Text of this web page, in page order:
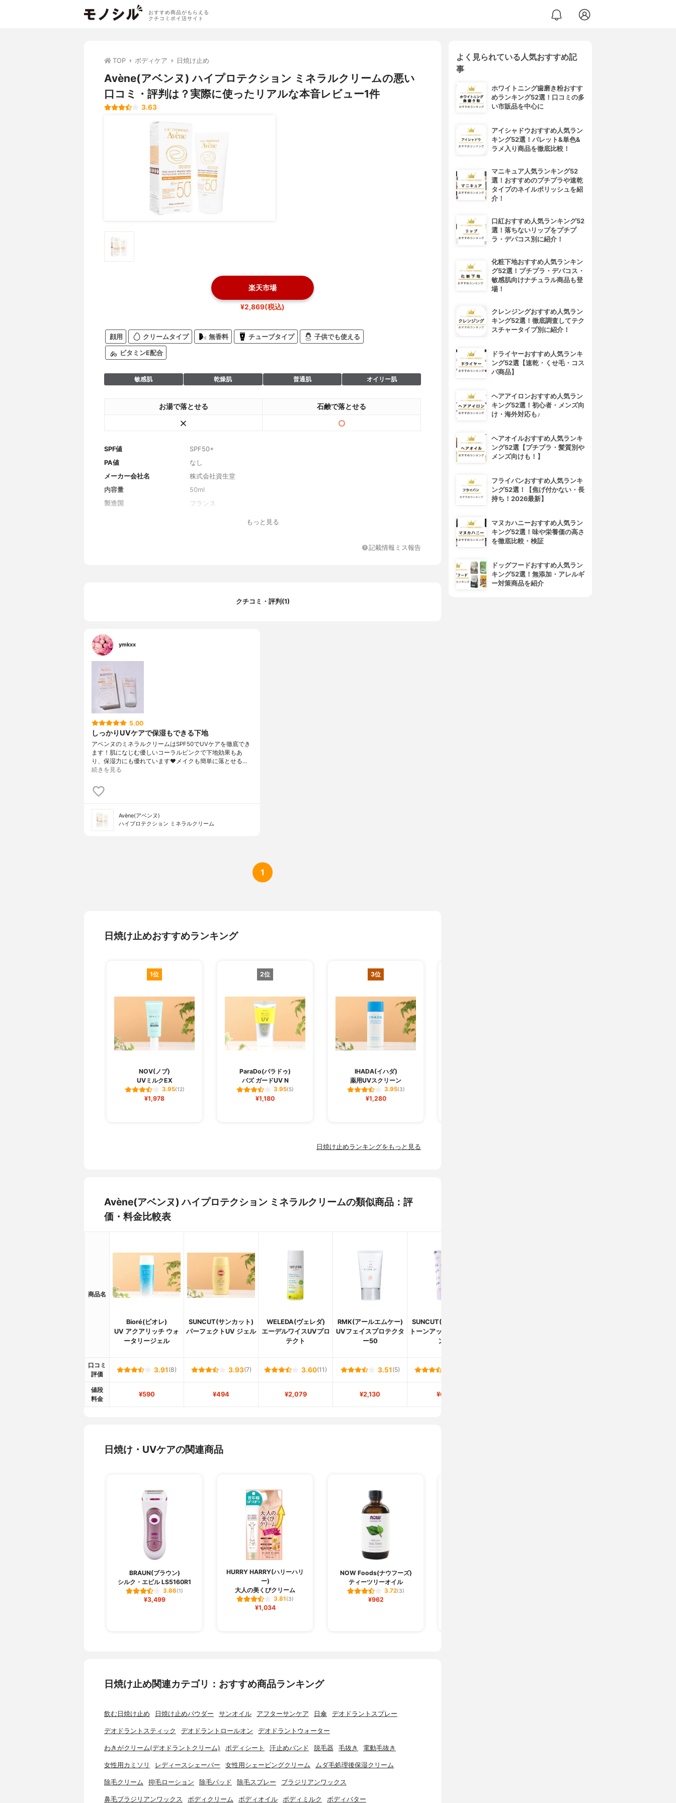
おすすめ商品がもらえる
クチコミポイ活サイト
TOP ボディケア 日焼け止め
Avène(アベンヌ) ハイプロテクション ミネラルクリームの悪い
口コミ・評判は？実際に使ったリアルな本音レビュー1件
3.63
楽天市場
¥2,869(税込)
顔用 クリームタイプ 無香料 チューブタイプ 子供でも使える
ビタミンE配合
敏感肌 乾燥肌 普通肌 オイリー肌
お湯で落とせる 石鹸で落とせる
SPF値
SPF50+
PA値
なし
メーカー会社名
株式会社資生堂
内容量
50ml
製造国
フランス
温泉水、酸化チタン、ネオペンタン酸イソデシル、トリオクタノイン、安息香
スリチル、ジメチルシリル化シリカ、塩化Na、酸化鉄、トリエトキシカプリリ
もっと見る
記載情報ミス報告
クチコミ・評判(1)
ymkxx
5.00
しっかりUVケアで保湿もできる下地
アベンヌのミネラルクリームはSPF50でUVケアを徹底でき
ます！肌になじむ優しいコーラルピンクで下地効果もあ
り、保湿力にも優れています❤️メイクも簡単に落とせる…
続きを見る
Avène(アベンヌ)
ハイプロテクション ミネラルクリーム
1
日焼け止めおすすめランキング
1位
NOV(ノブ)
UVミルクEX
3.95(12)
¥1,978
2位
ParaDo(パラドゥ)
バズ ガードUV N
3.95(5)
¥1,180
3位
IHADA(イハダ)
薬用UVスクリーン
3.95(3)
¥1,280
日焼け止めランキングをもっと見る
Avène(アベンヌ) ハイプロテクション ミネラルクリームの類似商品：評
価・料金比較表
商品名
Bioré(ビオレ)
UV アクアリッチ ウォ
ータリージェル
SUNCUT(サンカット)
パーフェクトUV ジェル
WELEDA(ヴェレダ)
エーデルワイスUVプロ
テクト
RMK(アールエムケー)
UVフェイスプロテクタ
ー50
SUNCUT(サンカット)
トーンアップUV エッセ
ンス
口コミ
評価
3.91 (8) 3.93(7) 3.60(11) 3.51 (5)
値段
料金
¥590 ¥494 ¥2,079 ¥2,130 ¥607
日焼け・UVケアの関連商品
BRAUN(ブラウン)
シルク・エピル LS5160R1
3.86(1)
¥3,499
HURRY HARRY(ハリーハリ
ー)
大人の美くびクリーム
3.81(3)
¥1,034
NOW Foods(ナウフーズ)
ティーツリーオイル
3.72(3)
¥962
日焼け止め関連カテゴリ：おすすめ商品ランキング
飲む日焼け止め 日焼け止めパウダー サンオイル アフターサンケア 日傘 デオドラントスプレー
デオドラントスティック デオドラントロールオン デオドラントウォーター
わきがクリーム(デオドラントクリーム) ボディシート 汗止めバンド 脱毛器 毛抜き 電動毛抜き
女性用カミソリ レディースシェーバー 女性用シェービングクリーム ムダ毛処理後保湿クリーム
除毛クリーム 抑毛ローション 除毛パッド 除毛スプレー ブラジリアンワックス
鼻毛ブラジリアンワックス ボディクリーム ボディオイル ボディミルク ボディバター
よく見られている人気おすすめ記
事
ホワイトニング歯磨き粉おすす
めランキング52選！口コミの多
い市販品を中心に
アイシャドウおすすめ人気ラン
キング52選！パレット&単色&
ラメ入り商品を徹底比較！
マニキュア人気ランキング52
選！おすすめのプチプラや速乾
タイプのネイルポリッシュを紹
介！
口紅おすすめ人気ランキング52
選！落ちないリップをプチプ
ラ・デパコス別に紹介！
化粧下地おすすめ人気ランキン
グ52選！プチプラ・デパコス・
敏感肌向けナチュラル商品も登
場！
クレンジングおすすめ人気ラン
キング52選！徹底調査してテク
スチャータイプ別に紹介！
ドライヤーおすすめ人気ランキ
ング52選【速乾・くせ毛・コス
パ商品】
ヘアアイロンおすすめ人気ラン
キング52選！初心者・メンズ向
け・海外対応も♪
ヘアオイルおすすめ人気ランキ
ング52選【プチプラ・髪質別や
メンズ向けも！】
フライパンおすすめ人気ランキ
ング52選！【焦げ付かない・長
持ち！2026最新】
マヌカハニーおすすめ人気ラン
キング52選！味や栄養価の高さ
を徹底比較・検証
ドッグフードおすすめ人気ラン
キング52選！無添加・アレルギ
ー対策商品を紹介